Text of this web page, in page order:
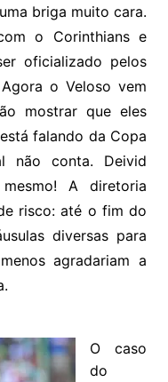
briga muito cara.
o Corinthians e
oficializado pelos
o Veloso vem
mostrar que eles
falando da Copa
não conta. Deivid
A diretoria
risco: até o fim do
diversas para
agradariam a
O caso
do